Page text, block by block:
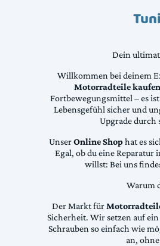
Dein
Willkommen bei deinem
Motorradteile kaufen
Fortbewegungsmittel – es
Lebensgefühl sicher und
Upgrade durch
UnserOnline Shophat es
Egal, ob du eine Reparatur
willst: Bei uns
Warum
Der Markt für
Sicherheit. Wir setzen auf
Schrauben so einfach wie
an,